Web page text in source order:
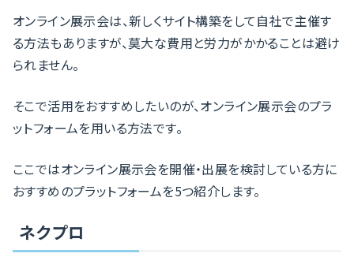
オンライン展示会は、新しくサイト構築をして自社で主催す
る方法もありますが、莫大な費用と労力がかかることは避け
られません。
そこで活用をおすすめしたいのが、オンライン展示会のプラ
ットフォームを用いる方法です。
ここではオンライン展示会を開催・出展を検討している方に
おすすめのプラットフォームを5つ紹介します。
ネクプロ